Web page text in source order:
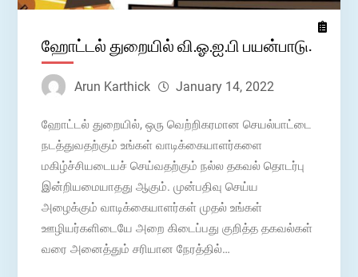
ஹோட்டல் துறையில் வி.ஓ.ஐ.பி பயன்பாடு:
Arun Karthick January 14, 2022
ஹோட்டல் துறையில், ஒரு வெற்றிகரமான செயல்பாட்டை
நடத்துவதற்கும் உங்கள் வாடிக்கையாளர்களை
மகிழ்ச்சியடையச் செய்வதற்கும் நல்ல தகவல் தொடர்பு
இன்றியமையாதது ஆகும். முன்பதிவு செய்ய
அழைக்கும் வாடிக்கையாளர்கள் முதல் உங்கள்
ஊழியர்களிடையே அறை கிடைப்பது குறித்த தகவல்கள்
வரை அனைத்தும் சரியான நேரத்தில்…